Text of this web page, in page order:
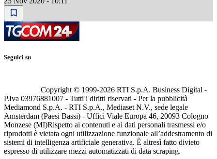
Seguici su
Copyright © 1999-2026 RTI S.p.A. Business Digital -
P.Iva 03976881007 - Tutti i diritti riservati - Per la pubblicità
Mediamond S.p.A. - RTI S.p.A., Mediaset N.V., sede legale
Amsterdam (Paesi Bassi) - Uffici Viale Europa 46, 20093 Cologno
Monzese (MI)Rispetto ai contenuti e ai dati personali trasmessi e/o
riprodotti è vietata ogni utilizzazione funzionale all’addestramento di
sistemi di intelligenza artificiale generativa. È altresì fatto divieto
espresso di utilizzare mezzi automatizzati di data scraping.